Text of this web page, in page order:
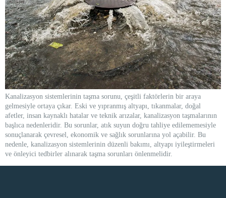
Kanalizasyon sistemlerinin taşma sorunu, çeşitli faktörlerin bir araya
gelmesiyle ortaya çıkar. Eski ve yıpranmış altyapı, tıkanmalar, doğal
afetler, insan kaynaklı hatalar ve teknik arızalar, kanalizasyon taşmalarının
başlıca nedenleridir. Bu sorunlar, atık suyun doğru tahliye edilememesiyle
sonuçlanarak çevresel, ekonomik ve sağlık sorunlarına yol açabilir. Bu
nedenle, kanalizasyon sistemlerinin düzenli bakımı, altyapı iyileştirmeleri
ve önleyici tedbirler alınarak taşma sorunları önlenmelidir.